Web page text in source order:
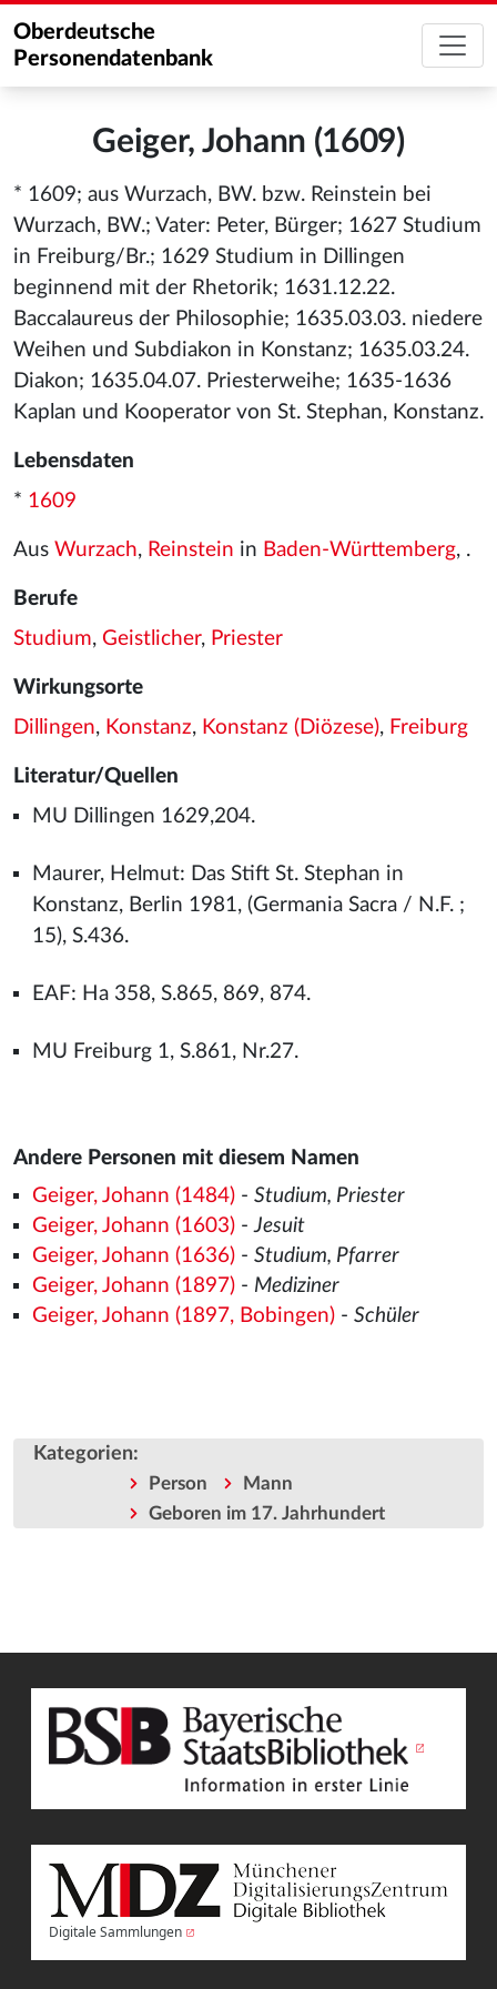
Oberdeutsche
Personendatenbank
Geiger, Johann (1609)
* 1609; aus Wurzach, BW. bzw. Reinstein bei
Wurzach, BW.; Vater: Peter, Bürger; 1627 Studium
in Freiburg/Br.; 1629 Studium in Dillingen
beginnend mit der Rhetorik; 1631.12.22.
Baccalaureus der Philosophie; 1635.03.03. niedere
Weihen und Subdiakon in Konstanz; 1635.03.24.
Diakon; 1635.04.07. Priesterweihe; 1635-1636
Kaplan und Kooperator von St. Stephan, Konstanz.
Lebensdaten
* 1609
Aus Wurzach, Reinstein in Baden-Württemberg, .
Berufe
Studium, Geistlicher, Priester
Wirkungsorte
Dillingen, Konstanz, Konstanz (Diözese), Freiburg
Literatur/Quellen
MU Dillingen 1629,204.
Maurer, Helmut: Das Stift St. Stephan in
Konstanz, Berlin 1981, (Germania Sacra / N.F. ;
15), S.436.
EAF: Ha 358, S.865, 869, 874.
MU Freiburg 1, S.861, Nr.27.
Andere Personen mit diesem Namen
Geiger, Johann (1484)- Studium, Priester
Geiger, Johann (1603)-Jesuit
Geiger, Johann (1636)- Studium, Pfarrer
Geiger, Johann (1897)- Mediziner
Geiger, Johann (1897, Bobingen)- Schüler
Kategorien:
Person
Mann
Geboren im 17. Jahrhundert
Digitale Sammlungen